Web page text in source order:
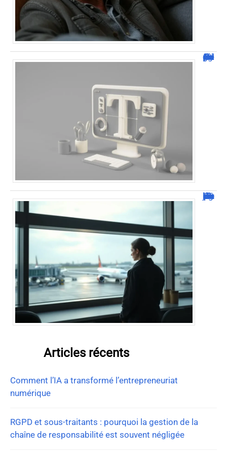
Dafont Police : guide complet pour télécharger !
Combien de jour pour un décès d’un parent à l’étranger ?
Articles récents
Comment l’IA a transformé l’entrepreneuriat
numérique
RGPD et sous-traitants : pourquoi la gestion de la
chaîne de responsabilité est souvent négligée